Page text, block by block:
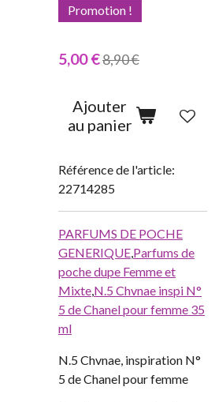
Promotion !
5,00 €8,90 €
Ajouter
au panier
Référence de l'article:
22714285
PARFUMS DE POCHE
GENERIQUE,Parfums de
poche dupe Femme et
Mixte,N.5 Chvnae inspi N°
5 de Chanel pour femme 35
ml
N.5 Chvnae, inspiration N°
5 de Chanel pour femme